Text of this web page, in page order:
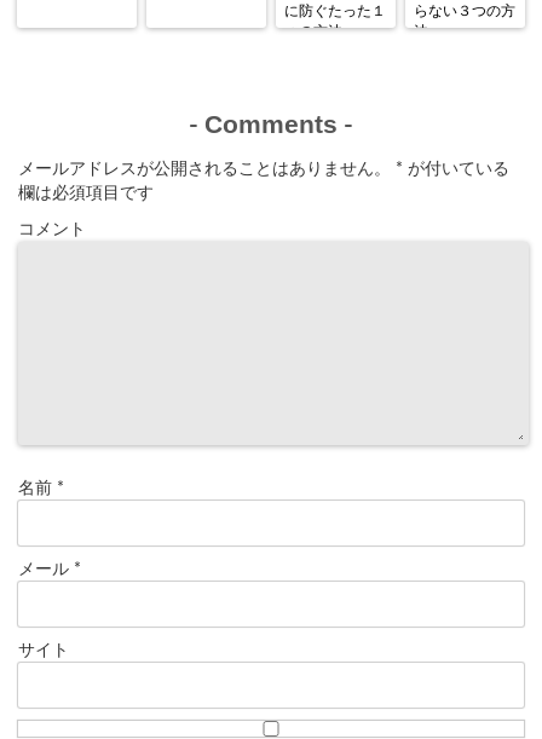
に防ぐたった１
つの方法
らない３つの方
法
- Comments -
メールアドレスが公開されることはありません。 * が付いている
欄は必須項目です
コメント
名前 *
メール *
サイト